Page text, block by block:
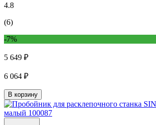
4.8
(6)
-7%
5 649 ₽
6 064 ₽
В корзину